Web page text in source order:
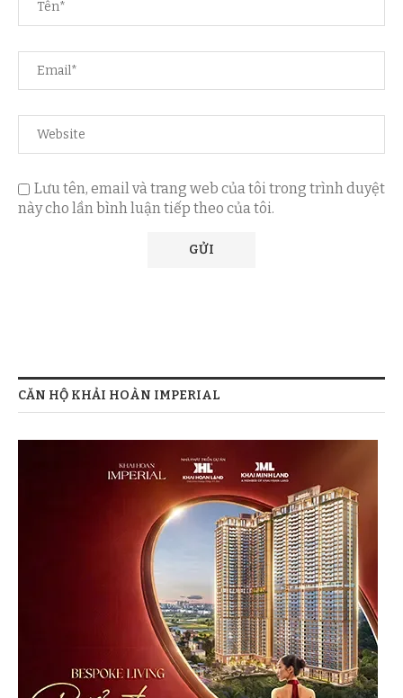
Lưu tên, email và trang web của tôi trong trình duyệt
này cho lần bình luận tiếp theo của tôi.
CĂN HỘ KHẢI HOÀN IMPERIAL